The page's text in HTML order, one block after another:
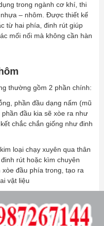
trong ngành cơ khí, thi
– nhôm. Được thiết kế
từ hai phía, đinh rút giúp
mối nối mà không cần hàn
thường gồm 2 phần chính:
phần đầu dạng nấm (mũ
đầu kia sẽ xòe ra như
chắc chắn giống như đinh
loại chạy xuyên qua thân
rút hoặc kìm chuyên
đầu phía trong, tạo ra
vật liệu